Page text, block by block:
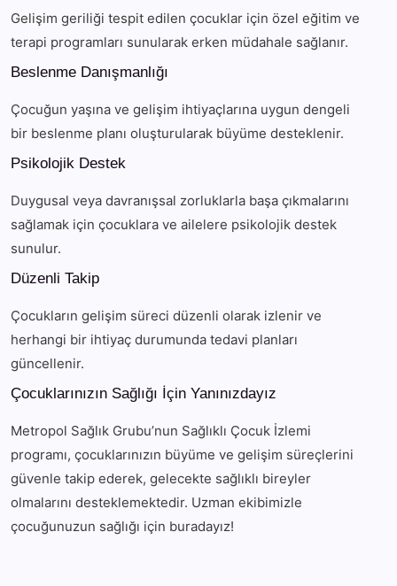
Gelişim geriliği tespit edilen çocuklar için özel eğitim ve
terapi programları sunularak erken müdahale sağlanır.
Beslenme Danışmanlığı
Çocuğun yaşına ve gelişim ihtiyaçlarına uygun dengeli
bir beslenme planı oluşturularak büyüme desteklenir.
Psikolojik Destek
Duygusal veya davranışsal zorluklarla başa çıkmalarını
sağlamak için çocuklara ve ailelere psikolojik destek
sunulur.
Düzenli Takip
Çocukların gelişim süreci düzenli olarak izlenir ve
herhangi bir ihtiyaç durumunda tedavi planları
güncellenir.
Çocuklarınızın Sağlığı İçin Yanınızdayız
Metropol Sağlık Grubu’nun Sağlıklı Çocuk İzlemi
programı, çocuklarınızın büyüme ve gelişim süreçlerini
güvenle takip ederek, gelecekte sağlıklı bireyler
olmalarını desteklemektedir. Uzman ekibimizle
çocuğunuzun sağlığı için buradayız!